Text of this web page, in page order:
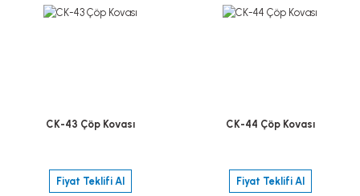
CK-43 Çöp Kovası
Fiyat Teklifi Al
CK-44 Çöp Kovası
Fiyat Teklifi Al